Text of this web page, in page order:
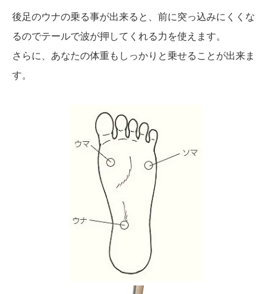
後足のウナの乗る事が出来ると、前に突っ込みにくくな
るのでテールで波が押してくれる力を使えます。
さらに、あなたの体重もしっかりと乗せることが出来ま
す。